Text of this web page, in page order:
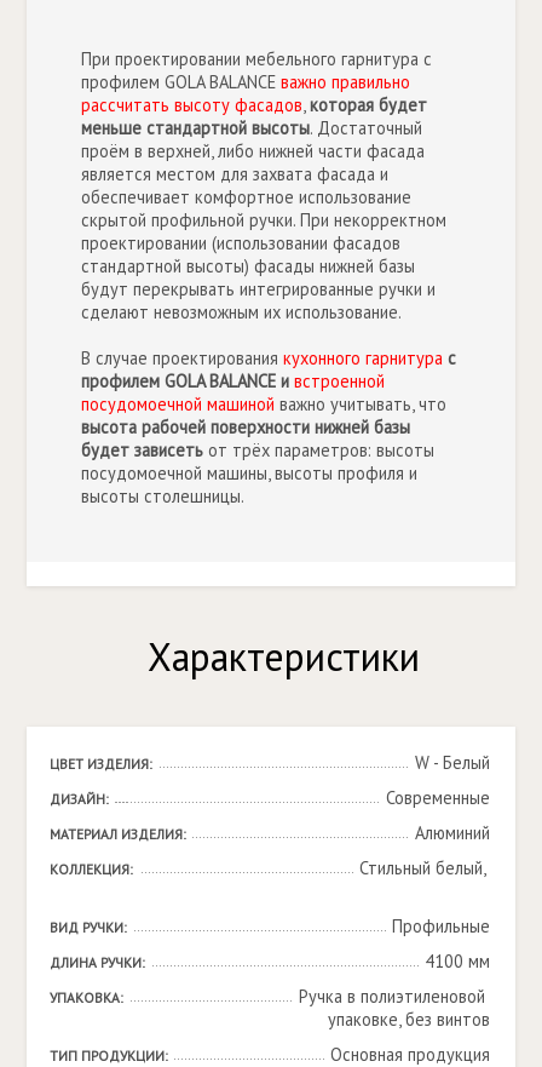
При проектировании мебельного гарнитура с
профилем GOLA BALANCEважно правильно
рассчитать высоту фасадов,которая будет
меньше стандартной высоты. Достаточный
проём в верхней, либо нижней части фасада
является местом для захвата фасада и
обеспечивает комфортное использование
скрытой профильной ручки. При некорректном
проектировании (использовании фасадов
стандартной высоты) фасады нижней базы
будут перекрывать интегрированные ручки и
сделают невозможным их использование.
В случае проектированиякухонного гарнитура с
профилем GOLA BALANCE и встроенной
посудомоечной машиной важно учитывать, что
высота рабочей поверхности нижней базы
будет зависеть от трёх параметров: высоты
посудомоечной машины, высоты профиля и
высоты столешницы.
Характеристики
ЦВЕТ ИЗДЕЛИЯ: W - Белый
ДИЗАЙН: Современные
МАТЕРИАЛ ИЗДЕЛИЯ: Алюминий
КОЛЛЕКЦИЯ: Стильный белый,
ВИД РУЧКИ: Профильные
ДЛИНА РУЧКИ: 4100 мм
УПАКОВКА:
Ручка в полиэтиленовой
упаковке, без винтов
ТИП ПРОДУКЦИИ: Основная продукция